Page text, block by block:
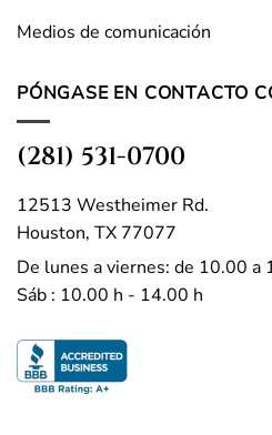
Medios de comunicación
PÓNGASE EN CONTACTO
(281) 531-0700
12513 Westheimer Rd.
Houston, TX 77077
De lunes a viernes: de 10.00 a
Sáb : 10.00 h - 14.00 h